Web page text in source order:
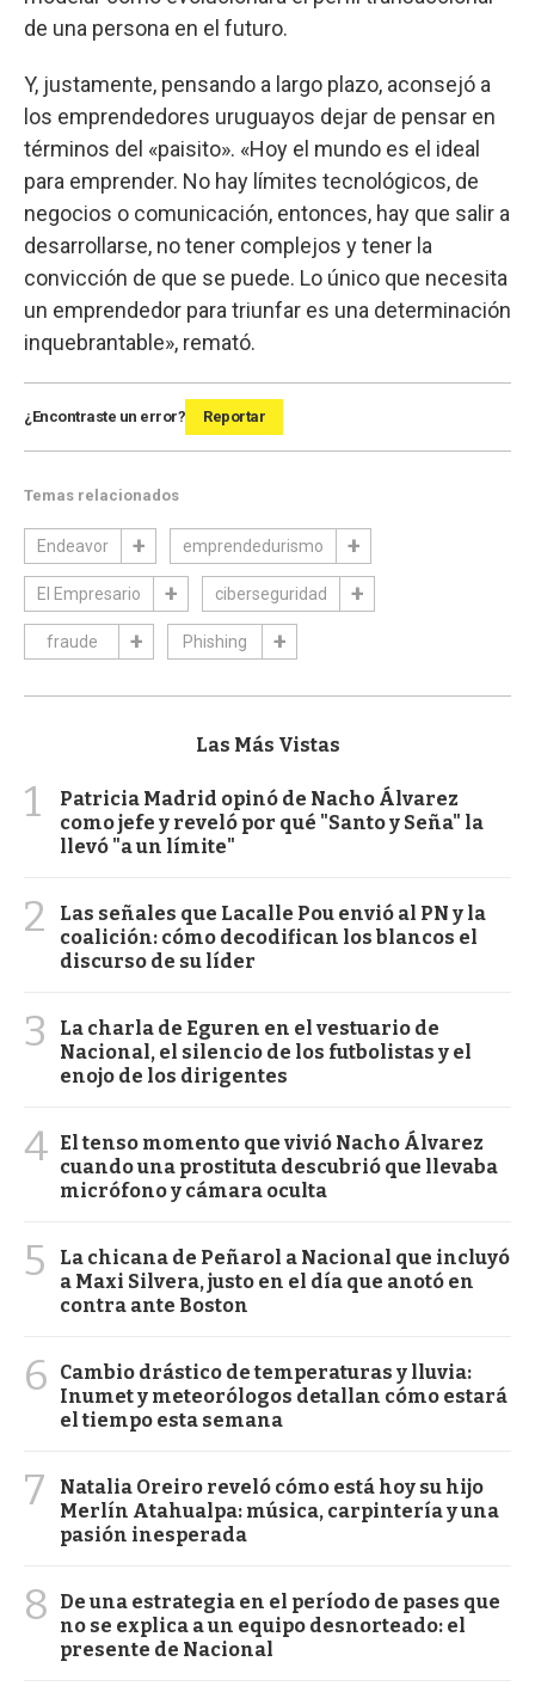
de una persona en el futuro.
Y, justamente, pensando a largo plazo, aconsejó a
los emprendedores uruguayos dejar de pensar en
términos del «paisito». «Hoy el mundo es el ideal
para emprender. No hay límites tecnológicos, de
negocios o comunicación, entonces, hay que salir a
desarrollarse, no tener complejos y tener la
convicción de que se puede. Lo único que necesita
un emprendedor para triunfar es una determinación
inquebrantable», remató.
¿Encontraste un error? Reportar
Temas relacionados
Endeavor emprendedurismo
El Empresario ciberseguridad
fraude Phishing
Las Más Vistas
1
Patricia Madrid opinó de Nacho Álvarez
como jefe y reveló por qué "Santo y Seña" la
llevó "a un límite"
2
Las señales que Lacalle Pou envió al PN y la
coalición: cómo decodifican los blancos el
discurso de su líder
3
La charla de Eguren en el vestuario de
Nacional, el silencio de los futbolistas y el
enojo de los dirigentes
4 El tenso momento que vivió Nacho Álvarez
cuando una prostituta descubrió que llevaba
micrófono y cámara oculta
5
La chicana de Peñarol a Nacional que incluyó
a Maxi Silvera, justo en el día que anotó en
contra ante Boston
6
Cambio drástico de temperaturas y lluvia:
Inumet y meteorólogos detallan cómo estará
el tiempo esta semana
7
Natalia Oreiro reveló cómo está hoy su hijo
Merlín Atahualpa: música, carpintería y una
pasión inesperada
8
De una estrategia en el período de pases que
no se explica a un equipo desnorteado: el
presente de Nacional